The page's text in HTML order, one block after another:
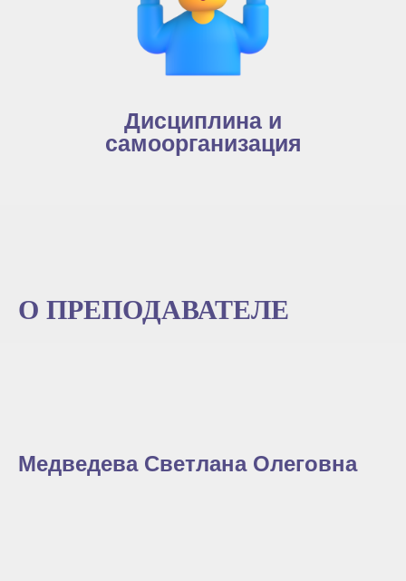
Дисциплина и
самоорганизация
О ПРЕПОДАВАТЕЛЕ
Медведева Светлана Олеговна